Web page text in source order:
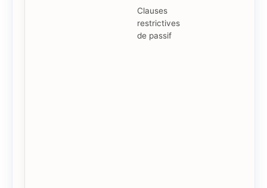
Clauses
restrictives
de passif